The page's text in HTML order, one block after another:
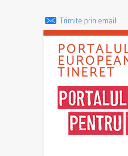
Trimite prin email
TINERET